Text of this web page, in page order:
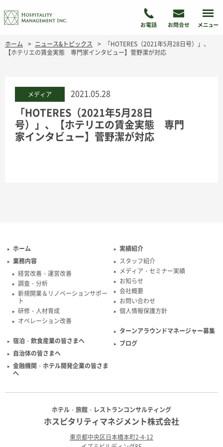
ホーム ニュース&トピックス
「HOTERES（2021年5月28日号）」、
【ホテリエの賃金実態 専門家インタビュー】菅野潔が対応
メディア 2021.05.28
「HOTERES（2021年5月28日
号）」、【ホテリエの賃金実態 専門
家インタビュー】菅野潔が対応
ホーム
業務内容
経営改善・運営改善
調査・分析
新規開業＆リノベーションサポー
ト
研修・人材育成
オペレーション改善
宿泊・飲食産業の皆さまへ
自治体の皆さまへ
金融機関・ホテル開発企業の皆さま
へ
実績紹介
スタッフ紹介
メディア・セミナー実績
お知らせ
会社概要
お問い合わせ
個人情報保護方針
ターンアラウンドマネージャー募集
ブログ
ホテル・旅館・レストランコンサルティング
ホスピタリティマネジメント株式会社
東京都中央区日本橋本町2-4-12